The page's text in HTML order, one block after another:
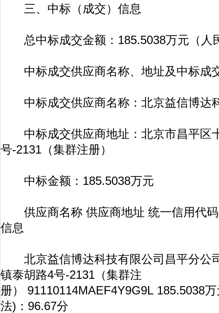
三、中标（成交）信息
总中标成交金额：185.5038万元（人
中标成交供应商名称、地址及中标成
中标成交供应商名称：北京益信博达
中标成交供应商地址：北京市昌平区
号-2131（集群注册）
中标金额：185.5038万元
供应商名称 供应商地址 统一信用代码
信息
北京益信博达科技有限公司昌平分公
镇泰胡路4号-2131（集群注
册） 91110114MAEF4Y9G9L 185.5038
法)：96.67分